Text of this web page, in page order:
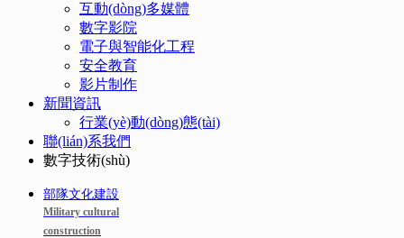
互動(dòng)多媒體
數字影院
電子與智能化工程
安全教育
影片制作
新聞資訊
行業(yè)動(dòng)態(tài)
聯(lián)系我們
數字技術(shù)
部隊文化建設
Military cultural
construction